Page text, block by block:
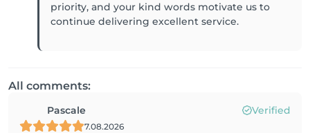
priority, and your kind words motivate us to
continue delivering excellent service.
All comments:
Pascale Verified
7.08.2026